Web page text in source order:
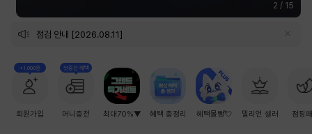
2 / 15
점검 안내 [2026.08.11]
+1,000원
회원가입
첫충전 혜택
머니충전 최대70%▼ 혜택 총정리 혜택몰빵💘 밀리언 셀러 점핑